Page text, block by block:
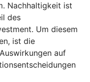
Nachhaltigkeit ist
des
Um diesem
ist die
auf